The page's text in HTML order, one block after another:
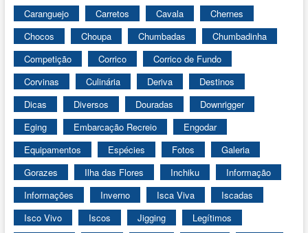
Caranguejo
Carretos Cavala
Chernes
Chocos
Choupa Chumbadas
Chumbadinha
Competição
Corrico
Corrico de Fundo
Corvinas
Culinária Deriva
Destinos
Dicas
Diversos Douradas
Downrigger
Eging
Embarcação Recreio
Engodar
Equipamentos
Espécies Fotos
Galeria
Gorazes
Ilha das Flores Inchiku
Informação
Informações
Inverno Isca Viva
Iscadas
Isco Vivo
Iscos Jigging
Legítimos